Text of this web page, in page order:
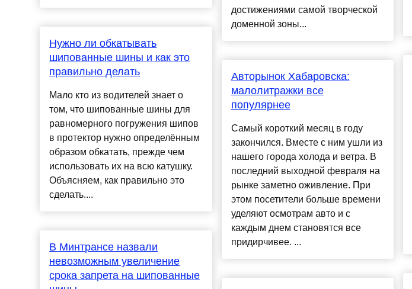
Нужно ли обкатывать
шипованные шины и как это
правильно делать
Мало кто из водителей знает о
том, что шипованные шины для
равномерного погружения шипов
в протектор нужно определённым
образом обкатать, прежде чем
использовать их на всю катушку.
Объясняем, как правильно это
сделать....
В Минтрансе назвали
невозможным увеличение
срока запрета на шипованные
достижениями самой творческой
доменной зоны...
Авторынок Хабаровска:
малолитражки все
популярнее
Самый короткий месяц в году
закончился. Вместе с ним ушли из
нашего города холода и ветра. В
последний выходной февраля на
рынке заметно оживление. При
этом посетители больше времени
уделяют осмотрам авто и с
каждым днем становятся все
придирчивее. ...